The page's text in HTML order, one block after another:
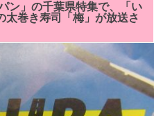
ン」の千葉県特集で、「い
太巻き寿司「梅」が放送さ